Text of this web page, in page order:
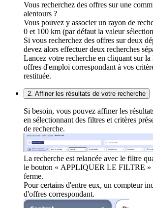
Vous recherchez des offres sur une
alentours ?
Vous pouvez y associer un rayon de
0 et 100 km (par défaut la valeur
Si vous recherchez des offres sur deux
devez alors effectuer deux recherches
Lancez votre recherche en cliquant sur la
offres d'emploi correspondant à vos
restituée.
2. Affiner les résultats de votre recherche
Si besoin, vous pouvez affiner les
en sélectionnant des filtres et critères
de recherche.
La recherche est relancée avec le filtre
le bouton « APPLIQUER LE FILTRE »
ferme.
Pour certains d'entre eux, un compteur
d'offres correspondant.